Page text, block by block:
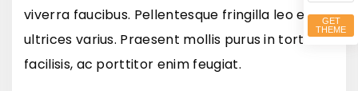
viverra faucibus. Pellentesque fringilla leo eget
ultrices varius. Praesent mollis purus in tortor
facilisis, ac porttitor enim feugiat.
GET
THEME